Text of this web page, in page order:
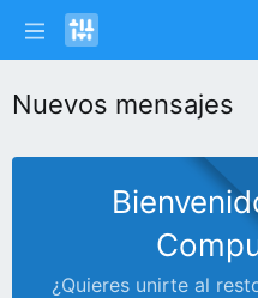
Nuevos mensajes
¿Quieres unirte al